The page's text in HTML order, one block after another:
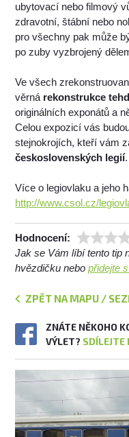
ubytovací nebo filmový
zdravotní, štábní nebo
pro všechny pak může
po zuby vyzbrojený
Ve všech
věrná rekonstrukce
originálních exponátů a
Celou expozicí vás
stejnokrojích, kteří vám
československých legií.
Více o legiovlaku a jeho
http://www.csol.cz/
Hodnocení:
Jak se Vám líbí tento tip
hvězdičku nebopřidejte
ZPĚT NA MAPU /
ZNÁTE NĚKOHO
VÝLET? SDÍLEJTE